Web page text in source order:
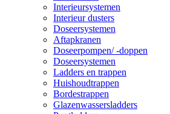
Interieursystemen
Interieur dusters
Doseersystemen
Aftapkranen
Doseerpompen/ -doppen
Doseersystemen
Ladders en trappen
Huishoudtrappen
Bordestrappen
Glazenwassersladders